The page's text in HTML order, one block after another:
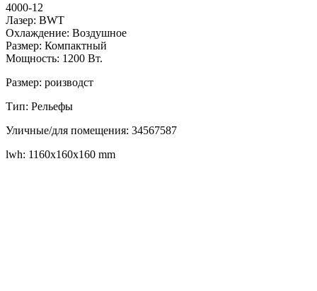
4000-12
Лазер: BWT
Охлаждение: Воздушное
Размер: Компактный
Мощность: 1200 Вт.
Размер: роизводст
Тип: Рельефы
Уличные/для помещения: 34567587
lwh: 1160x160x160 mm